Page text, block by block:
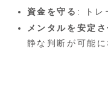
資金を守る : トレ
メンタルを安定さ
静な判断が可能に